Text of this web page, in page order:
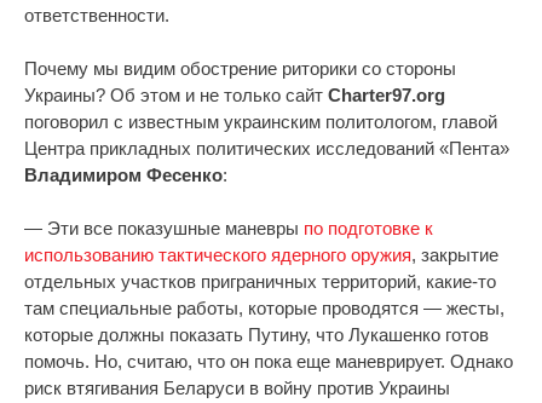
ответственности.
Почему мы видим обострение риторики со стороны
Украины? Об этом и не только сайт Charter97.org
поговорил с известным украинским политологом, главой
Центра прикладных политических исследований «Пента»
Владимиром Фесенко:
— Эти все показушные маневры по подготовке к
использованию тактического ядерного оружия, закрытие
отдельных участков приграничных территорий, какие-то
там специальные работы, которые проводятся — жесты,
которые должны показать Путину, что Лукашенко готов
помочь. Но, считаю, что он пока еще маневрирует. Однако
риск втягивания Беларуси в войну против Украины